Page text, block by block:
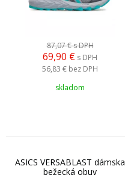
87,07 €s DPH
69,90 € s DPH
56,83 € bez DPH
skladom
ASICS VERSABLAST dámska
bežecká obuv